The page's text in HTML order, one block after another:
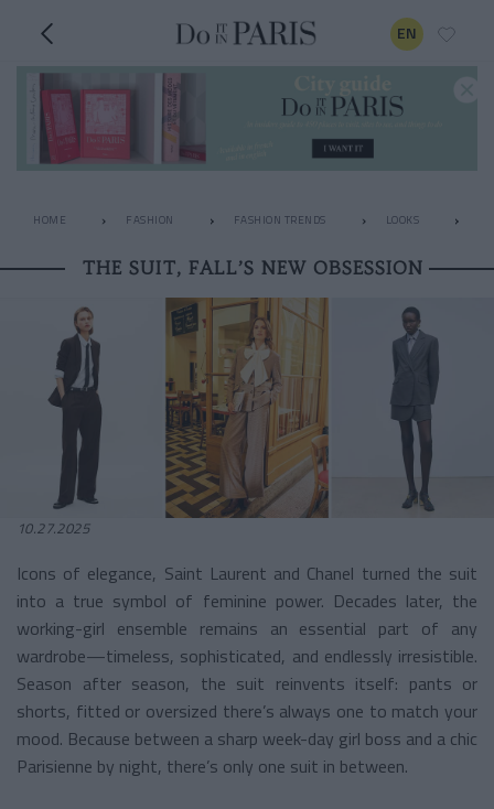
EN
HOME FASHION FASHION TRENDS LOOKS
THE SUIT, FALL’S NEW OBSESSION
10.27.2025
Icons of elegance, Saint Laurent and Chanel turned the suit
into a true symbol of feminine power. Decades later, the
working-girl ensemble remains an essential part of any
wardrobe—timeless, sophisticated, and endlessly irresistible.
Season after season, the suit reinvents itself: pants or
shorts, fitted or oversized there’s always one to match your
mood. Because between a sharp week-day girl boss and a chic
Parisienne by night, there’s only one suit in between.